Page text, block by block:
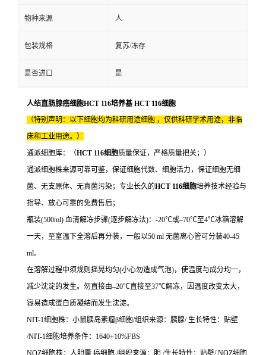
物种来源 人
包装规格 复苏/冻存
是否进口 是
人结直肠腺癌细胞HCT 116培养基 HCT 116细胞
（特别声明：以下细胞均为科研用途细胞 ，仅供科研学术用途，非临
床和工业用途。）
通派细胞库：（HCT 116细胞质量保证，严格质量把关；）
通派细胞株来源可靠可鉴，保证细胞代数、细胞活力，保证细胞无细
菌、无支原体、无真菌污染；专业长久的HCT 116细胞培养技术经验与
指导、放心可靠的免费售后；
瓶装(500ml) 血清解冻步骤(逐步解冻法)：-20℃或–70℃至4℃冰箱溶解
一天，至室温下全溶后再分装，一般以50 ml 无菌离心管可分装40-45
ml。
在溶解过程中须规则摇晃均匀(小心勿造成气泡)，使温度与成分均一，
减少沈淀的发生。勿直接由–20℃直接至37℃解冻，因温度改变太大，
容易造成蛋白质凝结而发生沈淀。
NIT-1细胞株：小鼠胰岛素瘤β细胞/组织来源：胰腺/ 生长特性：贴壁
/NIT-1细胞培养条件：1640+10%FBS
NOZ细胞株：人胆囊 癌细胞 /组织来源：胆 /生长特性：贴壁/ NOZ细胞